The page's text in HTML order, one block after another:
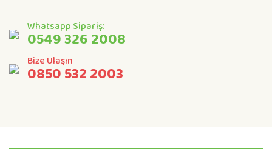
Whatsapp Sipariş:
0549 326 2008
Bize Ulaşın
0850 532 2003